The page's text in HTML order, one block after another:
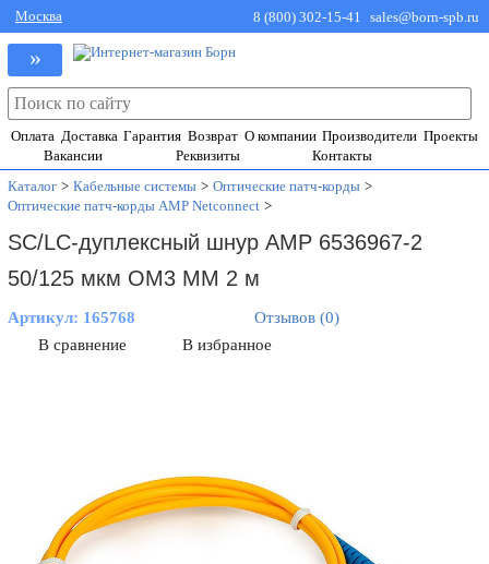
Москва 8 (800) 302-15-41 sales@born-spb.ru
»
Оплата Доставка Гарантия Возврат О компании Производители Проекты
Вакансии
Реквизиты
Контакты
Каталог > Кабельные системы > Оптические патч-корды >
Оптические патч-корды AMP Netconnect >
SC/LC-дуплексный шнур AMP 6536967-2
50/125 мкм OM3 MM 2 м
Артикул: 165768
Отзывов (0)
В сравнение
В избранное